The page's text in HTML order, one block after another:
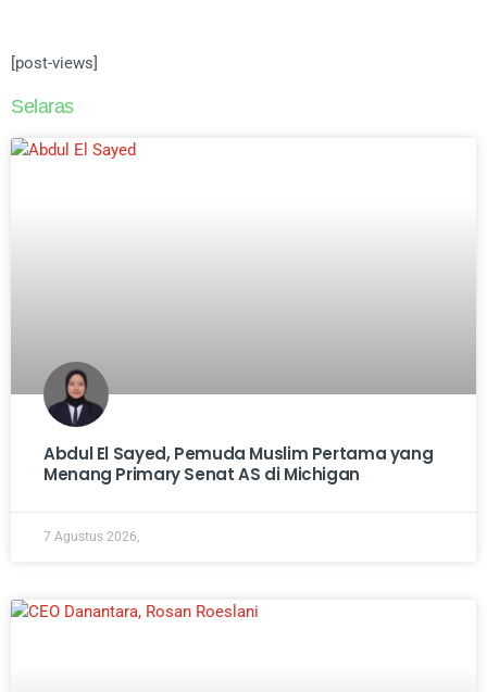
[post-views]
Selaras
Abdul El Sayed, Pemuda Muslim Pertama yang
Menang Primary Senat AS di Michigan
7 Agustus 2026,